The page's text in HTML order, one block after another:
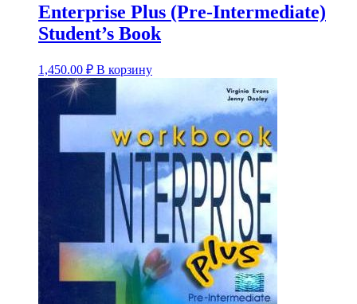
Enterprise Plus (Pre-Intermediate)
Student’s Book
1,450.00 ₽ В корзину